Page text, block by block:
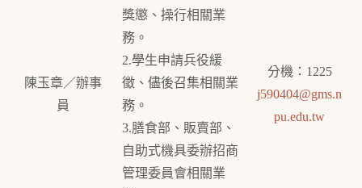
陳玉章／辦事
員
獎懲、操行相關業
務。
2.學生申請兵役緩
徵、儘後召集相關業
務。
3.膳食部、販賣部、
自助式機具委辦招商
管理委員會相關業
分機：1225
j590404@gms.n
pu.edu.tw